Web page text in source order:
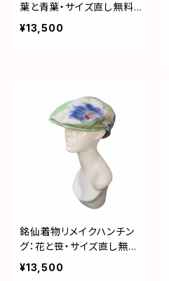
葉と青葉・サイズ直し無料／
2509h01
¥13,500
銘仙着物リメイクハンチン
グ：花と笹・サイズ直し無料
／2506h02
¥13,500